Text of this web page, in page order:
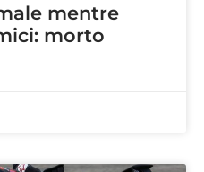
mentre
morto